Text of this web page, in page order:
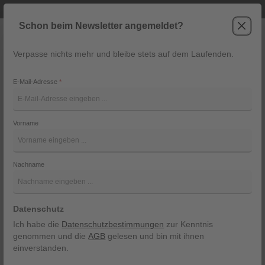
Navigation
Bildergalerie überspringen
Schon beim Newsletter angemeldet?
Verpasse nichts mehr und bleibe stets auf dem Laufenden.
E-Mail-Adresse*
Vorname
Nachname
Datenschutz
Ich habe die Datenschutzbestimmungen zur Kenntnis
genommen und dieAGB gelesen und bin mit ihnen
einverstanden.